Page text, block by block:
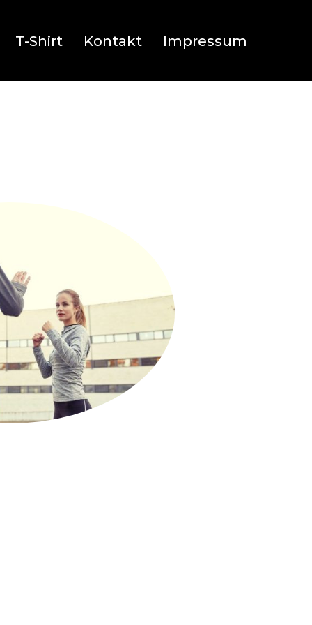
T-Shirt Kontakt Impressum